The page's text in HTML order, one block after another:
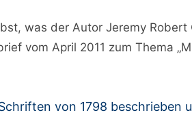
was der Autor Jeremy Robert
vom April 2011 zum Thema
Schriften von 1798